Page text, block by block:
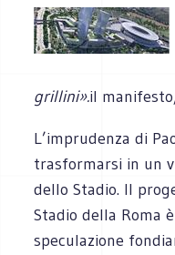
grillini».il
L’imprudenza di
trasformarsi in un
dello Stadio. Il
Stadio della Roma
speculazione